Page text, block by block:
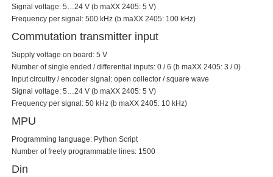
Signal voltage: 5…24 V (b maXX 2405: 5 V)
Frequency per signal: 500 kHz (b maXX 2405: 100 kHz)
Commutation transmitter input
Supply voltage on board: 5 V
Number of single ended / differential inputs: 0 / 6 (b maXX 2405: 3 / 0)
Input circuitry / encoder signal: open collector / square wave
Signal voltage: 5…24 V (b maXX 2405: 5 V)
Frequency per signal: 50 kHz (b maXX 2405: 10 kHz)
MPU
Programming language: Python Script
Number of freely programmable lines: 1500
Din